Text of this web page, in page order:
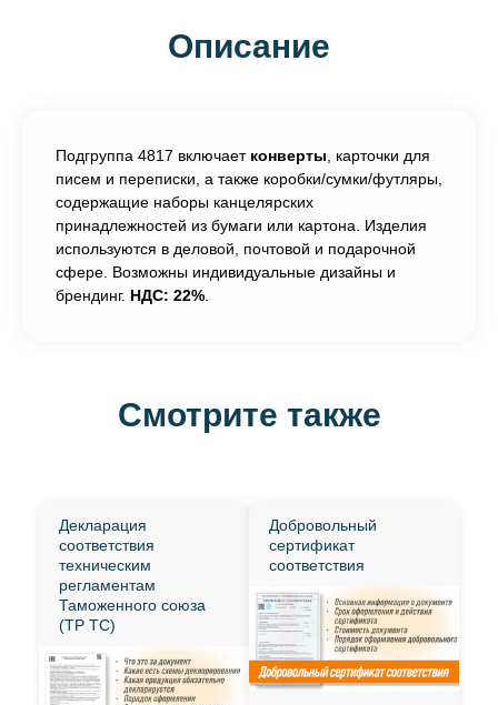
Описание
Подгруппа 4817 включает конверты , карточки для
писем и переписки, а также коробки/сумки/футляры,
содержащие наборы канцелярских
принадлежностей из бумаги или картона. Изделия
используются в деловой, почтовой и подарочной
сфере. Возможны индивидуальные дизайны и
брендинг. НДС: 22%
Смотрите также
Декларация
соответствия
техническим
регламентам
Таможенного союза
(ТР ТС)
Добровольный
сертификат
соответствия